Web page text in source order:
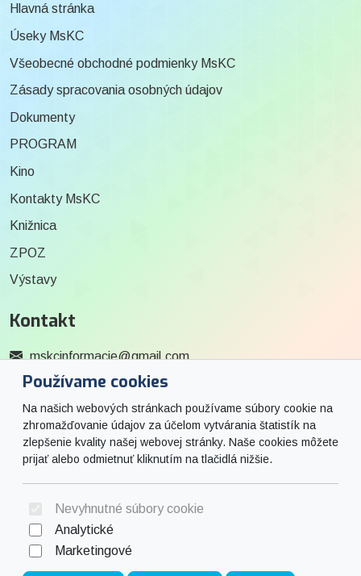
Používame cookies
Na našich webových stránkach používame súbory cookie na
zhromažďovanie údajov za účelom vytvárania štatistík na
zlepšenie kvality našej webovej stránky. Naše cookies môžete
prijať alebo odmietnuť kliknutím na tlačidlá nižšie.
Nevyhnutné súbory cookie
Analytické
Marketingové
Hlavná stránka
Úseky MsKC
Všeobecné obchodné podmienky MsKC
Zásady spracovania osobných údajov
Dokumenty
PROGRAM
Kino
Kontakty MsKC
Knižnica
ZPOZ
Výstavy
Kontakt
mskcinformacie@gmail.com
0915 727 244
Social
Facebook